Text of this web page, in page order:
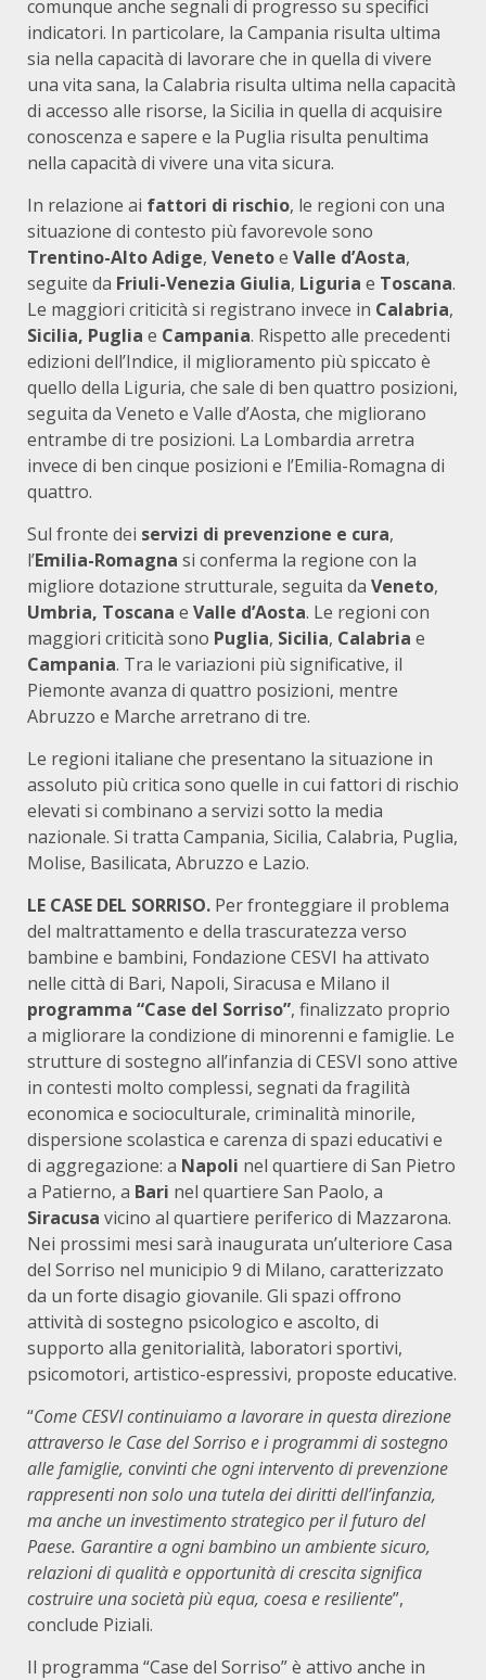
comunque anche segnali di progresso su specifici
indicatori. In particolare, la Campania risulta ultima
sia nella capacità di lavorare che in quella di vivere
una vita sana, la Calabria risulta ultima nella capacità
di accesso alle risorse, la Sicilia in quella di acquisire
conoscenza e sapere e la Puglia risulta penultima
nella capacità di vivere una vita sicura.
In relazione ai fattori di rischio, le regioni con una
situazione di contesto più favorevole sono
Trentino-Alto Adige, Venetoe Valle d’Aosta,
seguite da Friuli-Venezia Giulia, Liguria e Toscana.
Le maggiori criticità si registrano invece in Calabria,
Sicilia, Puglia e Campania. Rispetto alle precedenti
edizioni dell’Indice, il miglioramento più spiccato è
quello della Liguria, che sale di ben quattro posizioni,
seguita da Veneto e Valle d’Aosta, che migliorano
entrambe di tre posizioni. La Lombardia arretra
invece di ben cinque posizioni e l’Emilia-Romagna di
quattro.
Sul fronte dei servizi di prevenzione e cura,
l’Emilia-Romagna si conferma la regione con la
migliore dotazione strutturale, seguita da Veneto,
Umbria, Toscana e Valle d’Aosta. Le regioni con
maggiori criticità sono Puglia, Sicilia, Calabria e
Campania. Tra le variazioni più significative, il
Piemonte avanza di quattro posizioni, mentre
Abruzzo e Marche arretrano di tre.
Le regioni italiane che presentano la situazione in
assoluto più critica sono quelle in cui fattori di rischio
elevati si combinano a servizi sotto la media
nazionale. Si tratta Campania, Sicilia, Calabria, Puglia,
Molise, Basilicata, Abruzzo e Lazio.
LE CASE DEL SORRISO. Per fronteggiare il problema
del maltrattamento e della trascuratezza verso
bambine e bambini, Fondazione CESVI ha attivato
nelle città di Bari, Napoli, Siracusa e Milano il
programma “Case del Sorriso”, finalizzato proprio
a migliorare la condizione di minorenni e famiglie. Le
strutture di sostegno all’infanzia di CESVI sono attive
in contesti molto complessi, segnati da fragilità
economica e socioculturale, criminalità minorile,
dispersione scolastica e carenza di spazi educativi e
di aggregazione: a Napoli nel quartiere di San Pietro
a Patierno, a Bari nel quartiere San Paolo, a
Siracusa vicino al quartiere periferico di Mazzarona.
Nei prossimi mesi sarà inaugurata un’ulteriore Casa
del Sorriso nel municipio 9 di Milano, caratterizzato
da un forte disagio giovanile. Gli spazi offrono
attività di sostegno psicologico e ascolto, di
supporto alla genitorialità, laboratori sportivi,
psicomotori, artistico-espressivi, proposte educative.
“Come CESVI continuiamo a lavorare in questa direzione
attraverso le Case del Sorriso e i programmi di sostegno
alle famiglie, convinti che ogni intervento di prevenzione
rappresenti non solo una tutela dei diritti dell’infanzia,
ma anche un investimento strategico per il futuro del
Paese. Garantire a ogni bambino un ambiente sicuro,
relazioni di qualità e opportunità di crescita significa
costruire una società più equa, coesa e resiliente”,
conclude Piziali.
Il programma “Case del Sorriso” è attivo anche in